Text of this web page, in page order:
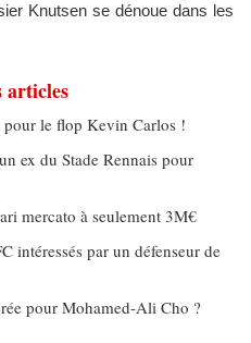
Knutsen se dénoue dans les
articles
le flop Kevin Carlos !
ex du Stade Rennais pour
mercato à seulement 3M€
intéressés par un défenseur de
pour Mohamed-Ali Cho ?